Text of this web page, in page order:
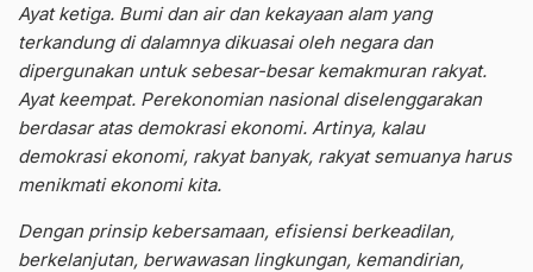
Ayat ketiga. Bumi dan air dan kekayaan alam yang
terkandung di dalamnya dikuasai oleh negara dan
dipergunakan untuk sebesar-besar kemakmuran rakyat.
Ayat keempat. Perekonomian nasional diselenggarakan
berdasar atas demokrasi ekonomi. Artinya, kalau
demokrasi ekonomi, rakyat banyak, rakyat semuanya harus
menikmati ekonomi kita.
Dengan prinsip kebersamaan, efisiensi berkeadilan,
berkelanjutan, berwawasan lingkungan, kemandirian,